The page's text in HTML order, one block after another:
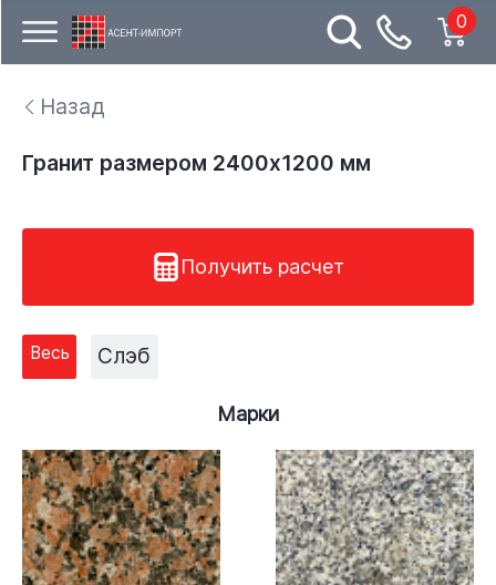
0
Назад
Гранит размером 2400x1200 мм
Получить расчет
Весь Слэб
Марки